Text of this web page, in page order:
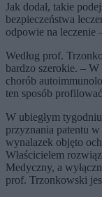
Jak dodał, takie
bezpieczeństwa
odpowie na leczenie
Według prof.
bardzo szerokie. –
chorób
ten sposób
W ubiegłym
przyznania patentu
wynalazek objęto
Właścicielem
Medyczny, a
prof. Trzonkowski